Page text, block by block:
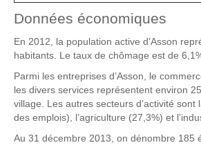
Données économiques
En 2012, la population active d’Asson
habitants. Le taux de chômage est de
Parmi les entreprises d’Asson, le
les divers services représentent environ
village. Les autres secteurs d’activité sont
des emplois), l’agriculture (27,3%) et
Au 31 décembre 2013, on dénombre 185